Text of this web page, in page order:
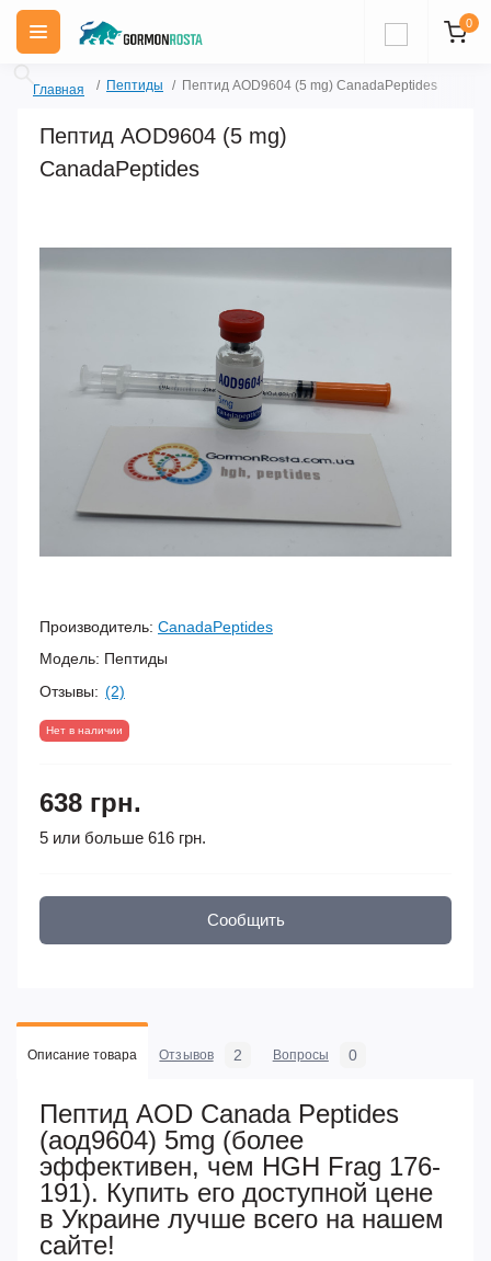
0
Главная Пептиды Пептид AOD9604 (5 mg) CanadaPeptides
Пептид AOD9604 (5 mg)
CanadaPeptides
Производитель: CanadaPeptides
Модель: Пептиды
Отзывы: (2)
Нет в наличии
638 грн.
5 или больше 616 грн.
Сообщить
Описание товара Отзывов 2 Вопросы 0
Пептид AOD Canada Peptides
(аод9604) 5mg (более
эффективен, чем HGH Frag 176-
191). Купить его доступной цене
в Украине лучше всего на нашем
сайте!